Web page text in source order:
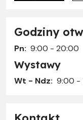
Godziny
Pn: 9:00 - 20:00
Wystawy
Wt - Ndz: 9:00 -